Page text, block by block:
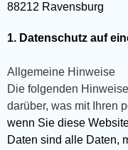
88212 Ravensburg
1. Datenschutz auf
Allgemeine Hinweise
Die folgenden
darüber, was mit Ihren
wenn Sie diese
Daten sind alle Daten,